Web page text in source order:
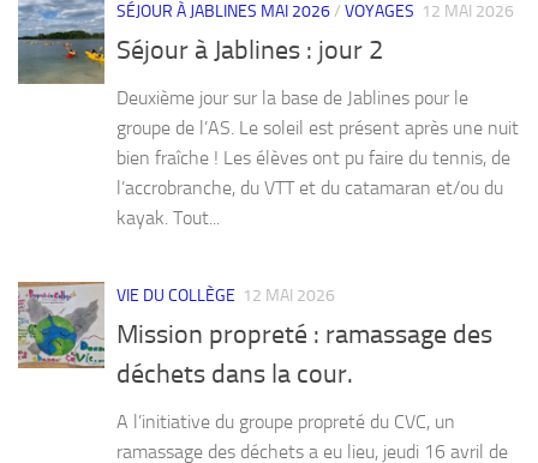
SÉJOUR À JABLINES MAI 2026/ VOYAGES 12 MAI 2026
Séjour à Jablines : jour 2
Deuxième jour sur la base de Jablines pour le
groupe de l’AS. Le soleil est présent après une nuit
bien fraîche ! Les élèves ont pu faire du tennis, de
l’accrobranche, du VTT et du catamaran et/ou du
kayak. Tout...
VIE DU COLLÈGE 12 MAI 2026
Mission propreté : ramassage des
déchets dans la cour.
A l’initiative du groupe propreté du CVC, un
ramassage des déchets a eu lieu, jeudi 16 avril de